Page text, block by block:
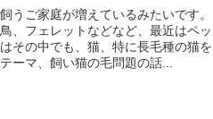
うご家庭が増えているみたいです。
、フェレットなどなど、最近はペッ
その中でも、猫、特に長毛種の猫を
ーマ、飼い猫の毛問題の話...